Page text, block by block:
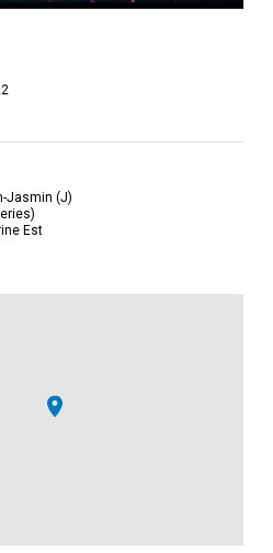
Jasmin (J)
Est